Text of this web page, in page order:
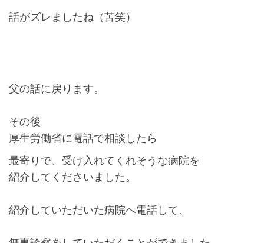
話がズレましたね（苦笑）
父の話に戻ります。
その後
厚生労働省に電話で相談したら
最寄りで、受け入れてくれそうな病院を
紹介してくださいました。
紹介していただいた病院へ電話して、